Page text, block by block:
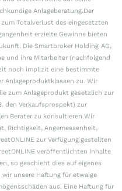
Anlageberatung.Der
Totalverlust des eingesetzten
erzielte Gewinne bieten
Die Smartbroker Holding AG,
und ihre Mitarbeiter (nachfolgend
noch implizit eine bestimmte
Anlageproduktklassen zu. Wir
zum Anlageprodukt gesetzlich zur
den Verkaufsprospekt) zur
Berater zu konsultieren.Wir
Richtigkeit, Angemessenheit,
zur Verfügung gestellten
veröffentlichten Inhalte
so geschieht dies auf eigenes
unsere Haftung für etwaige
aus. Eine Haftung für